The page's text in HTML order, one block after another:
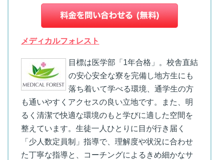
メディカルフォレスト
目標は医学部「1年合格」。校舎直結
の安心安全な寮を完備し地方生にも
落ち着いて学べる環境、通学生の方
も通いやすくアクセスの良い立地です。また、明
るく清潔で快適な環境のもと学びに適した空間を
整えています。生徒一人ひとりに目が行き届く
「少人数定員制」指導で、理解度や状況に合わせ
た丁寧な指導と、コーチングによるきめ細かなサ